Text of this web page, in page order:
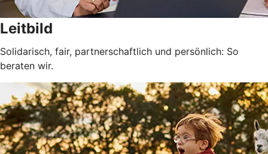
Leitbild
Solidarisch, fair, partnerschaftlich und persönlich: So
beraten wir.